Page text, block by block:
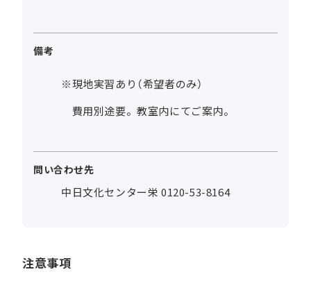
備考
※現地実習あり（希望者のみ）
費用別途要。教室内にてご案内。
問い合わせ先
中日文化センター栄 0120-53-8164
注意事項